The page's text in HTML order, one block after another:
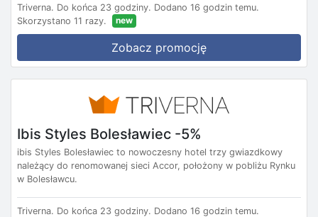
Triverna. Do końca 23 godziny. Dodano 16 godzin temu.
Skorzystano 11 razy.
new
Zobacz promocję
Ibis Styles Bolesławiec -5%
ibis Styles Bolesławiec to nowoczesny hotel trzy gwiazdkowy
należący do renomowanej sieci Accor, położony w pobliżu Rynku
w Bolesławcu.
Triverna. Do końca 23 godziny. Dodano 16 godzin temu.